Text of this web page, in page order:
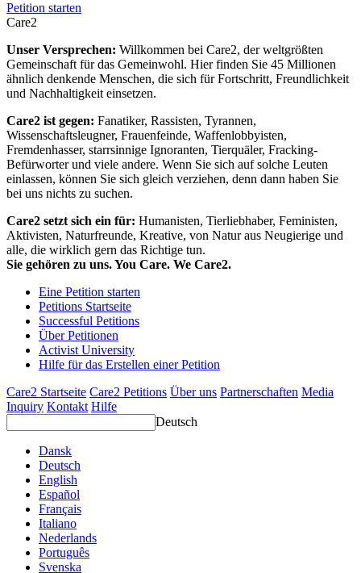
Petition starten
Care2
Unser Versprechen: Willkommen bei Care2, der weltgrößten
Gemeinschaft für das Gemeinwohl. Hier finden Sie 45 Millionen
ähnlich denkende Menschen, die sich für Fortschritt, Freundlichkeit
und Nachhaltigkeit einsetzen.
Care2 ist gegen: Fanatiker, Rassisten, Tyrannen,
Wissenschaftsleugner, Frauenfeinde, Waffenlobbyisten,
Fremdenhasser, starrsinnige Ignoranten, Tierquäler, Fracking-
Befürworter und viele andere. Wenn Sie sich auf solche Leuten
einlassen, können Sie sich gleich verziehen, denn dann haben Sie
bei uns nichts zu suchen.
Care2 setzt sich ein für: Humanisten, Tierliebhaber, Feministen,
Aktivisten, Naturfreunde, Kreative, von Natur aus Neugierige und
alle, die wirklich gern das Richtige tun.
Sie gehören zu uns. You Care. We Care2.
Eine Petition starten
Petitions Startseite
Successful Petitions
Über Petitionen
Activist University
Hilfe für das Erstellen einer Petition
Care2 Startseite Care2 Petitions Über uns Partnerschaften Media
Inquiry Kontakt Hilfe
Deutsch
Dansk
Deutsch
English
Español
Français
Italiano
Nederlands
Português
Svenska